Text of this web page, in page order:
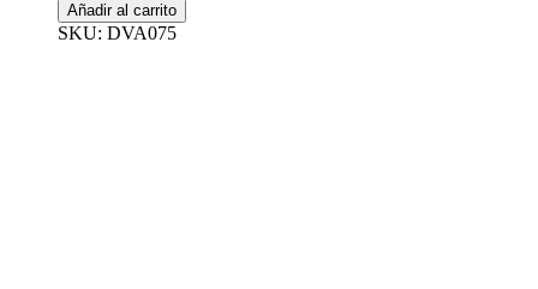
Añadir al carrito
SKU: DVA075